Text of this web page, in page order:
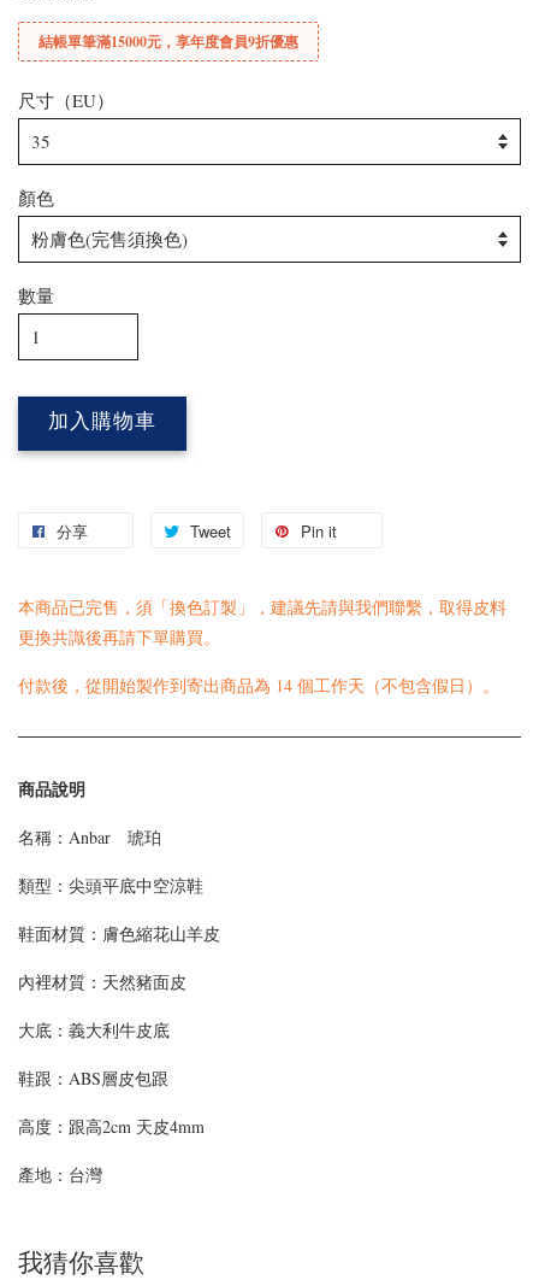
結帳單筆滿15000元，享年度會員9折優惠
尺寸（EU）
顏色
數量
加入購物車
分享 Tweet Pin it
本商品已完售，須「換色訂製」，建議先請與我們聯繫 ，取得皮料
更換共識後再請下單購買。
付款後，從開始製作到寄出商品為 14 個工作天（不包含假日）。
商品說明
名稱：Anbar 琥珀
類型： 尖頭平底中空涼鞋
鞋面材質： 膚色縮花山羊皮
內裡材質：天然豬面皮
大底：義大利牛皮底
鞋跟：ABS層皮包跟
高度： 跟高2cm 天皮4mm
產地：台灣
我猜你喜歡